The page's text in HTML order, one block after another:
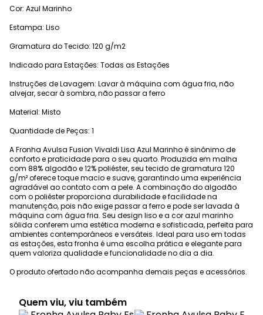
Cor: Azul Marinho
Estampa: Liso
Gramatura do Tecido: 120 g/m2
Indicado para Estações: Todas as Estações
Instruções de Lavagem: Lavar à máquina com água fria, não
alvejar, secar à sombra, não passar a ferro
Material: Misto
Quantidade de Peças: 1
A Fronha Avulsa Fusion Vivaldi Lisa Azul Marinho é sinônimo de
conforto e praticidade para o seu quarto. Produzida em malha
com 88% algodão e 12% poliéster, seu tecido de gramatura 120
g/m² oferece toque macio e suave, garantindo uma experiência
agradável ao contato com a pele. A combinação do algodão
com o poliéster proporciona durabilidade e facilidade na
manutenção, pois não exige passar a ferro e pode ser lavada à
máquina com água fria. Seu design liso e a cor azul marinho
sólida conferem uma estética moderna e sofisticada, perfeita para
ambientes contemporâneos e versáteis. Ideal para uso em todas
as estações, esta fronha é uma escolha prática e elegante para
quem valoriza qualidade e funcionalidade no dia a dia.
O produto ofertado não acompanha demais peças e acessórios.
Quem viu, viu também